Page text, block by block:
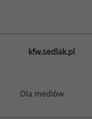
kfw.sedlak.pl
Dla mediów